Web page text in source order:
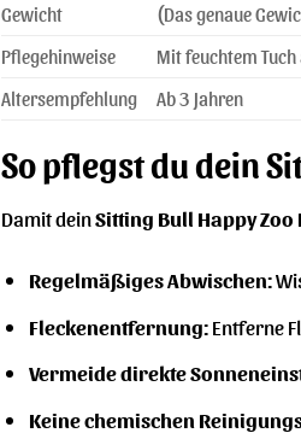
Gewicht
(Das genaue
Pflegehinweise
Mit feuchtem
Altersempfehlung
Ab 3 Jahren
So pflegst du dein
Damit deinSitting Bull Happy Zoo
Regelmäßiges Abwischen:
Fleckenentfernung:Entferne
Vermeide direkte
Keine chemischen